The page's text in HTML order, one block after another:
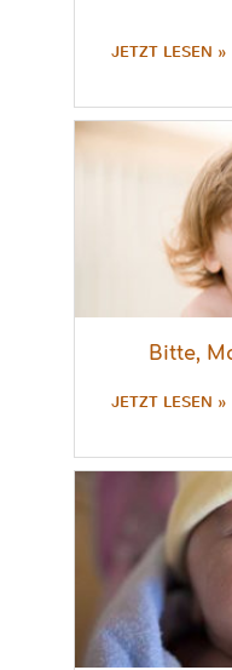
JETZT LESEN »
Bitte,
JETZT LESEN »